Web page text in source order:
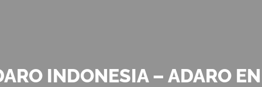
INDONESIA – ADARO